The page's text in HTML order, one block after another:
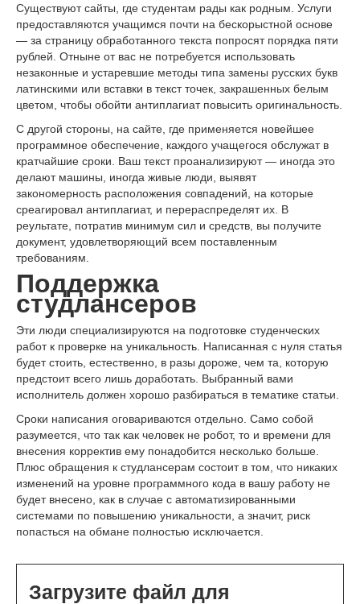
Существуют сайты, где студентам рады как родным. Услуги
предоставляются учащимся почти на бескорыстной основе
— за страницу обработанного текста попросят порядка пяти
рублей. Отныне от вас не потребуется использовать
незаконные и устаревшие методы типа замены русских букв
латинскими или вставки в текст точек, закрашенных белым
цветом, чтобы обойти антиплагиат повысить оригинальность.
С другой стороны, на сайте, где применяется новейшее
программное обеспечение, каждого учащегося обслужат в
кратчайшие сроки. Ваш текст проанализируют — иногда это
делают машины, иногда живые люди, выявят
закономерность расположения совпадений, на которые
среагировал антиплагиат, и перераспределят их. В
реультате, потратив минимум сил и средств, вы получите
документ, удовлетворяющий всем поставленным
требованиям.
Поддержка
студлансеров
Эти люди специализируются на подготовке студенческих
работ к проверке на уникальность. Написанная с нуля статья
будет стоить, естественно, в разы дороже, чем та, которую
предстоит всего лишь доработать. Выбранный вами
исполнитель должен хорошо разбираться в тематике статьи.
Сроки написания оговариваются отдельно. Само собой
разумеется, что так как человек не робот, то и времени для
внесения корректив ему понадобится несколько больше.
Плюс обращения к студлансерам состоит в том, что никаких
изменений на уровне программного кода в вашу работу не
будет внесено, как в случае с автоматизированными
системами по повышению уникальности, а значит, риск
попасться на обмане полностью исключается.
Загрузите файл для